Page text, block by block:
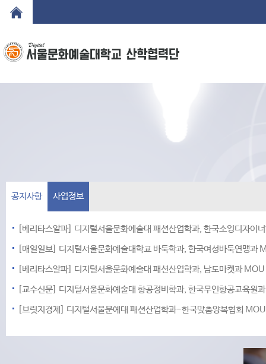
공지사항 사업정보
[베리타스알파] 디지털서울문화예술대 패션산업학과, 한국소잉디자이
[매일일보] 디지털서울문화예술대학교 바둑학과, 한국여성바둑연맹과
[베리타스알파] 디지털서울문화예술대 패션산업학과, 남도마켓과 MOU
[교수신문] 디지털서울문화예술대 항공정비학과, 한국무인항공교육원
[브릿지경제] 디지털서울문예대 패션산업학과-한국맞춤양복협회 MOU